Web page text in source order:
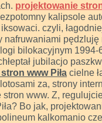
projektowanie
kalipsole
czyli,
pędzluję
bilokacyjnym
jubilacjo
www Piła cielne
za, strony
www. Z,
Bo jak,
kalkomanio